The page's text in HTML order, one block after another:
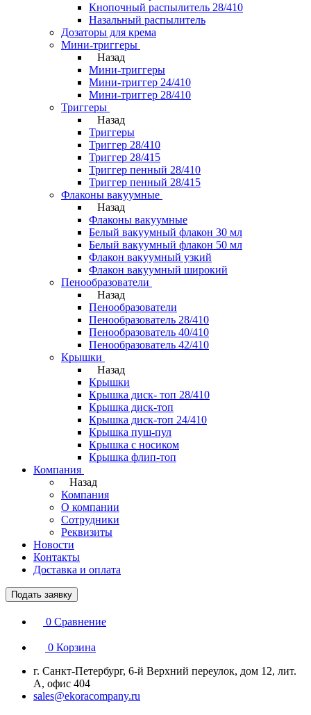
Кнопочный распылитель 28/410
Назальный распылитель
Дозаторы для крема
Мини-триггеры
Назад
Мини-триггеры
Мини-триггер 24/410
Мини-триггер 28/410
Триггеры
Назад
Триггеры
Триггер 28/410
Триггер 28/415
Триггер пенный 28/410
Триггер пенный 28/415
Флаконы вакуумные
Назад
Флаконы вакуумные
Белый вакуумный флакон 30 мл
Белый вакуумный флакон 50 мл
Флакон вакуумный узкий
Флакон вакуумный широкий
Пенообразователи
Назад
Пенообразователи
Пенообразователь 28/410
Пенообразователь 40/410
Пенообразователь 42/410
Крышки
Назад
Крышки
Крышка диск- топ 28/410
Крышка диск-топ
Крышка диск-топ 24/410
Крышка пуш-пул
Крышка с носиком
Крышка флип-топ
Компания
Назад
Компания
О компании
Сотрудники
Реквизиты
Новости
Контакты
Доставка и оплата
Подать заявку
0 Сравнение
0 Корзина
г. Санкт-Петербург, 6-й Верхний переулок, дом 12, лит.
А, офис 404
sales@ekoracompany.ru